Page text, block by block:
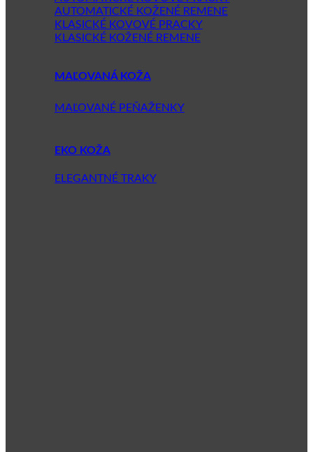
AUTOMATICKÉ KOŽENÉ REMENE
KLASICKÉ KOVOVÉ PRACKY
KLASICKÉ KOŽENÉ REMENE
MAĽOVANÁ KOŽA
MAĽOVANÉ PEŇAŽENKY
EKO KOŽA
ELEGANTNÉ TRAKY